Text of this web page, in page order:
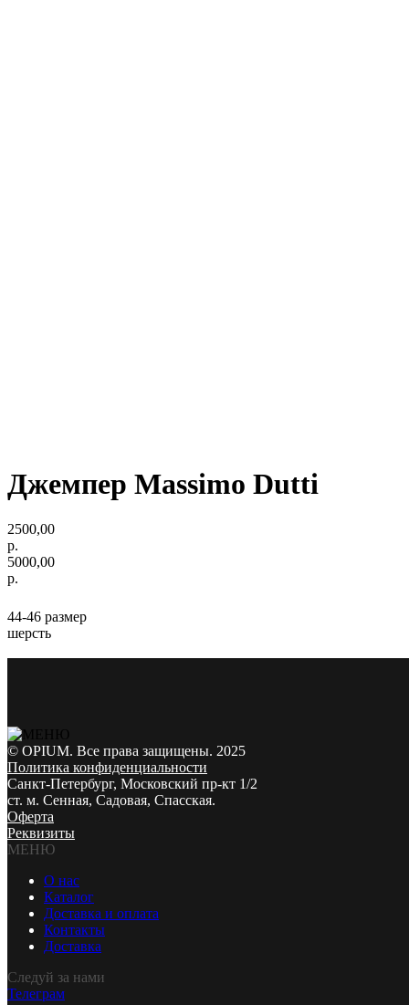
Джемпер Massimo Dutti
2500,00
р.
5000,00
р.
44-46 размер
шерсть
© OPIUM. Все права защищены. 2025
Политика конфиденциальности
Санкт-Петербург, Московский пр-кт 1/2
ст. м. Сенная, Садовая, Спасская.
Оферта
Реквизиты
МЕНЮ
О нас
Каталог
Доставка и оплата
Контакты
Доставка
Следуй за нами
Телеграм